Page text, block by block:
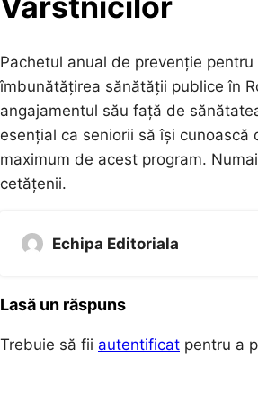
Pachetul anual de prevenție
îmbunătățirea sănătății publice în
angajamentul său față de
esențial ca seniorii să își
maximum de acest program.
cetățenii.
Echipa Editoriala
Lasă un răspuns
Trebuie să fii autentificat pentru a